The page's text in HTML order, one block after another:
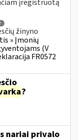
įregistruotą
žinyno
» Įmonių
(V
FR0572
?
nariai privalo